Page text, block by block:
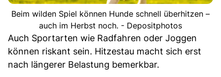
Beim wilden Spiel können Hunde schnell überhitzen –
auch im Herbst noch. - Depositphotos
Auch Sportarten wie Radfahren oder Joggen
können riskant sein. Hitzestau macht sich erst
nach längerer Belastung bemerkbar.